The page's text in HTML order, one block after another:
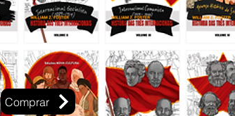
Comprar